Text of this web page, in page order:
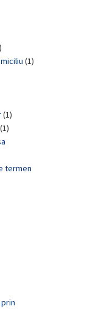
(1)
(1)
(1)
termen